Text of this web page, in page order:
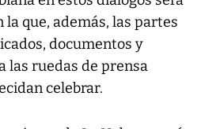
la que, además, las partes
documentos y
las ruedas de prensa
celebrar.